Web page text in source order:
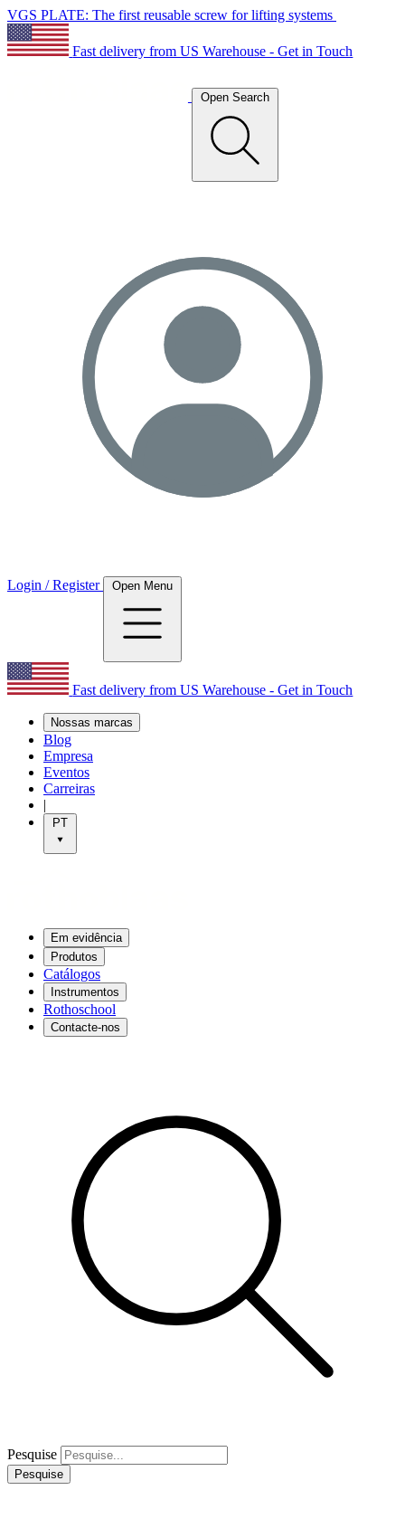
VGS PLATE: The first reusable screw for lifting systems
Fast delivery from US Warehouse - Get in Touch
Open Search
Login / Register Open Menu
Fast delivery from US Warehouse - Get in Touch
Nossas marcas
Blog
Empresa
Eventos
Carreiras
|
PT
Em evidência
Produtos
Catálogos
Instrumentos
Rothoschool
Contacte-nos
Pesquise
Pesquise